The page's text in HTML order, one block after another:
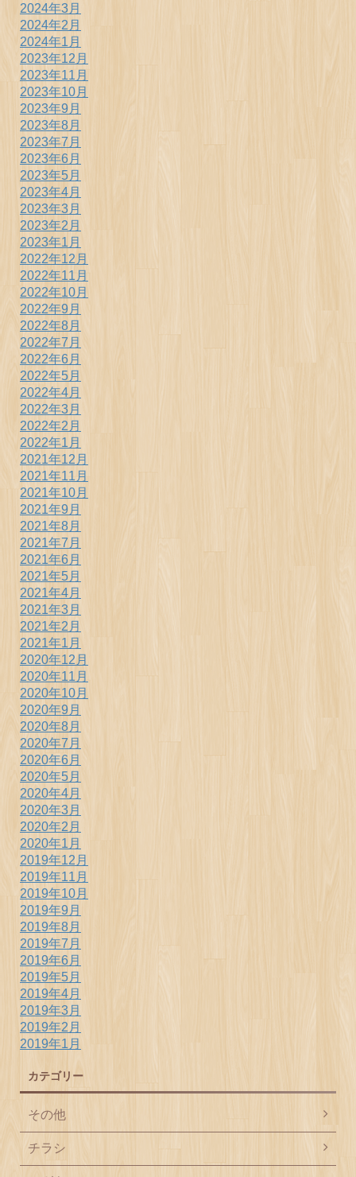
2024年3月
2024年2月
2024年1月
2023年12月
2023年11月
2023年10月
2023年9月
2023年8月
2023年7月
2023年6月
2023年5月
2023年4月
2023年3月
2023年2月
2023年1月
2022年12月
2022年11月
2022年10月
2022年9月
2022年8月
2022年7月
2022年6月
2022年5月
2022年4月
2022年3月
2022年2月
2022年1月
2021年12月
2021年11月
2021年10月
2021年9月
2021年8月
2021年7月
2021年6月
2021年5月
2021年4月
2021年3月
2021年2月
2021年1月
2020年12月
2020年11月
2020年10月
2020年9月
2020年8月
2020年7月
2020年6月
2020年5月
2020年4月
2020年3月
2020年2月
2020年1月
2019年12月
2019年11月
2019年10月
2019年9月
2019年8月
2019年7月
2019年6月
2019年5月
2019年4月
2019年3月
2019年2月
2019年1月
カテゴリー
その他
チラシ